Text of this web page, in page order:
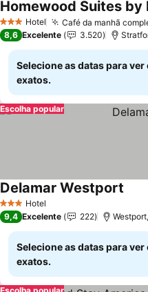
3 EstrelasHotel Café da manhã
Homewood Suites
8,6 Excelente 3.520
Selecione as datas para
exatos.
Escolha popular
3 EstrelasHotel
Delamar Westport
9,4 Excelente 222
Selecione as datas para
exatos.